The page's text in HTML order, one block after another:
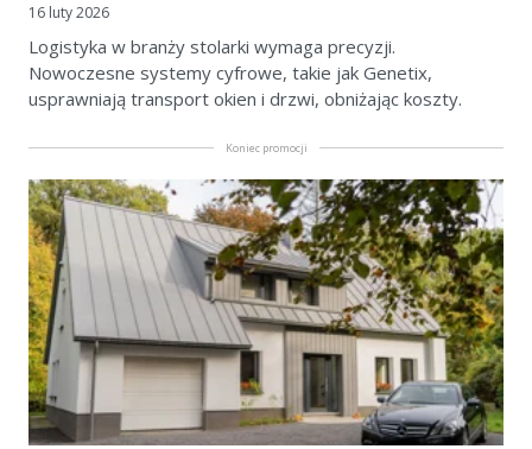
16 luty 2026
Logistyka w branży stolarki wymaga precyzji.
Nowoczesne systemy cyfrowe, takie jak Genetix,
usprawniają transport okien i drzwi, obniżając koszty.
Koniec promocji